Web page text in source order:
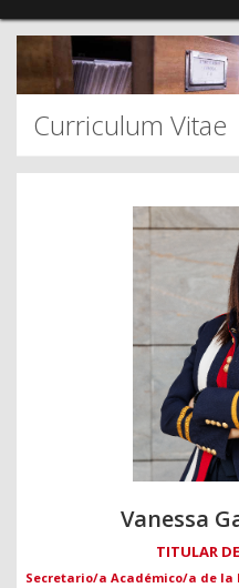
Curriculum Vitae
Vanessa
TITULAR
Secretario/a Académico/a de